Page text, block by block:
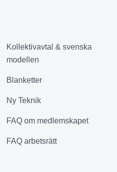
Kollektivavtal & svenska
modellen
Blanketter
Ny Teknik
FAQ om medlemskapet
FAQ arbetsrätt